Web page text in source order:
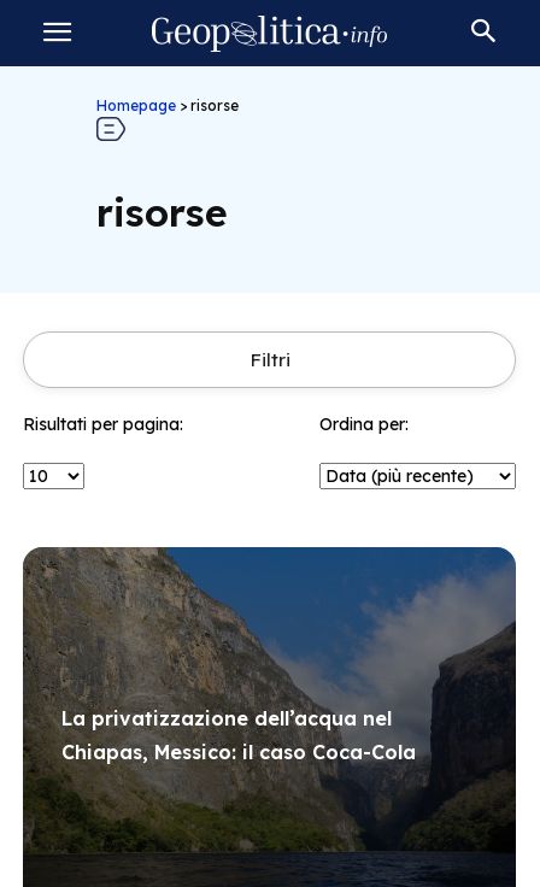
Homepage > risorse
risorse
Filtri
Risultati per pagina: Ordina per:
La privatizzazione dell’acqua nel
Chiapas, Messico: il caso Coca-Cola